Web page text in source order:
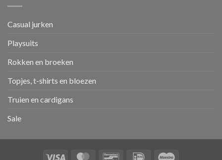
Casual jurken
Playsuits
Rokken en broeken
Topjes, t-shirts en bloezen
Truien en cardigans
Sale
Visa MasterCardBancontactIDeal